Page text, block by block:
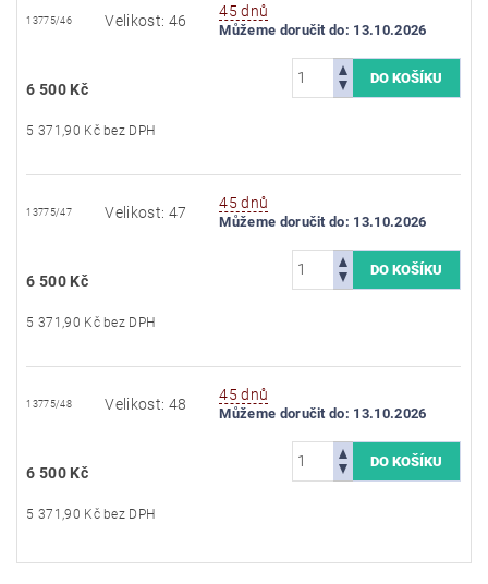
13775/46 Velikost: 46
45 dnů
Můžeme doručit do: 13.10.2026
6 500 Kč
5 371,90 Kč bez DPH
13775/47 Velikost: 47
45 dnů
Můžeme doručit do: 13.10.2026
6 500 Kč
5 371,90 Kč bez DPH
13775/48 Velikost: 48
45 dnů
Můžeme doručit do: 13.10.2026
6 500 Kč
5 371,90 Kč bez DPH